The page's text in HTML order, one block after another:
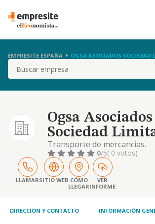
EMPRESITE ESPAÑA OGSA ASOCIADOS SOCIEDAD
Buscar
Ogsa Asociados
Sociedad
Transporte de mercancias.
0/5( 0 votos)
LLAMARSITIO WEB CÓMO
LLEGAR
VER
INFORME
DIRECCIÓN Y CONTACTO INFORMACIÓN